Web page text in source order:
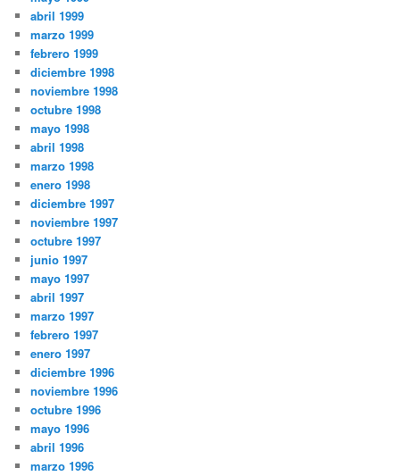
abril 1999
marzo 1999
febrero 1999
diciembre 1998
noviembre 1998
octubre 1998
mayo 1998
abril 1998
marzo 1998
enero 1998
diciembre 1997
noviembre 1997
octubre 1997
junio 1997
mayo 1997
abril 1997
marzo 1997
febrero 1997
enero 1997
diciembre 1996
noviembre 1996
octubre 1996
mayo 1996
abril 1996
marzo 1996